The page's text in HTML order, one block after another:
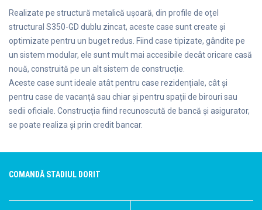
Realizate pe structură metalică ușoară, din profile de oțel
structural S350-GD dublu zincat, aceste case sunt create și
optimizate pentru un buget redus. Fiind case tipizate, gândite pe
un sistem modular, ele sunt mult mai accesibile decât oricare casă
nouă, construită pe un alt sistem de construcție.
Aceste case sunt ideale atât pentru case rezidențiale, cât și
pentru case de vacanță sau chiar și pentru spații de birouri sau
sedii oficiale. Construcția fiind recunoscută de bancă și asigurator,
se poate realiza și prin credit bancar.
COMANDĂ STADIUL DORIT